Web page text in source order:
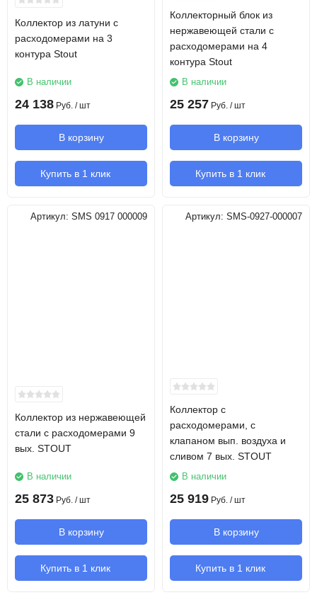
Коллектор из латуни с
расходомерами на 3
контура Stout
В наличии
24 138 Руб. / шт
В корзину
Купить в 1 клик
Коллекторный блок из
нержавеющей стали с
расходомерами на 4
контура Stout
В наличии
25 257 Руб. / шт
В корзину
Купить в 1 клик
Артикул: SMS 0917 000009
Коллектор из нержавеющей
стали с расходомерами 9
вых. STOUT
В наличии
25 873 Руб. / шт
В корзину
Купить в 1 клик
Артикул: SMS-0927-000007
Коллектор с
расходомерами, с
клапаном вып. воздуха и
сливом 7 вых. STOUT
В наличии
25 919 Руб. / шт
В корзину
Купить в 1 клик